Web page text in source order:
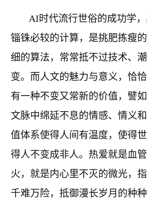
AI时代流行世俗的成功学
锱铢必较的计算，是挑肥拣瘦
细的算法，常常抵不过技术、
变。而人文的魅力与意义，恰
有一种不变又常新的价值，譬
文脉中绵延不息的情感、情义
值体系使得人间有温度，使得
得人不变成非人。热爱就是血
火，就是内心里不灭的微光，
千难万险，抵御漫长岁月的种种